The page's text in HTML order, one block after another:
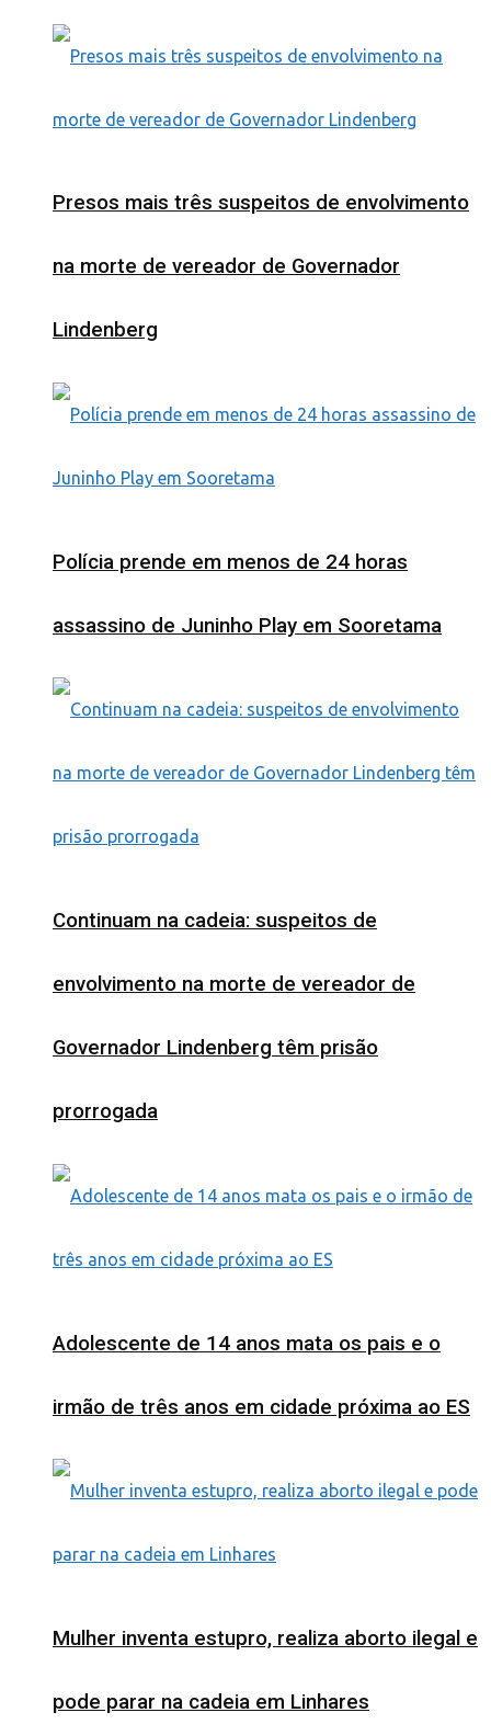
Presos mais três suspeitos de envolvimento
na morte de vereador de Governador
Lindenberg
Polícia prende em menos de 24 horas
assassino de Juninho Play em Sooretama
Continuam na cadeia: suspeitos de
envolvimento na morte de vereador de
Governador Lindenberg têm prisão
prorrogada
Adolescente de 14 anos mata os pais e o
irmão de três anos em cidade próxima ao ES
Mulher inventa estupro, realiza aborto ilegal e
pode parar na cadeia em Linhares